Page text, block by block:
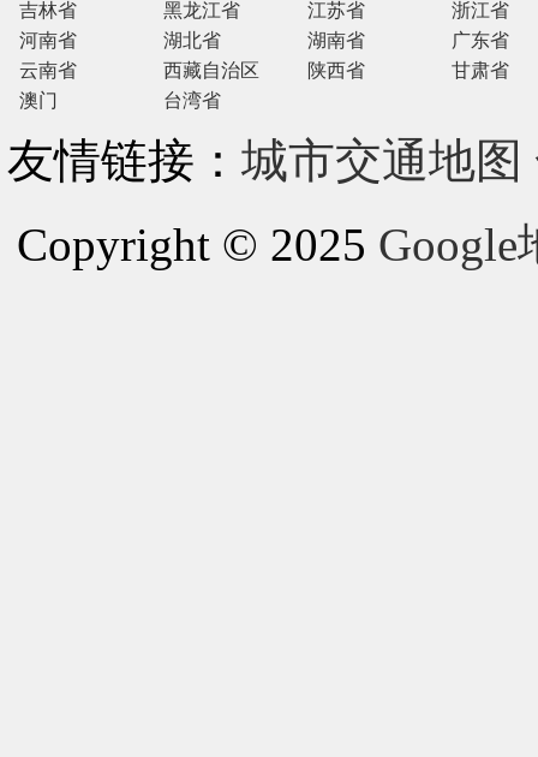
吉林省
黑龙江省 江苏省
浙江省
河南省
湖北省 湖南省
广东省
云南省
西藏自治区 陕西省
甘肃省
澳门
台湾省
友情链接： 城市交通地图
Copyright © 2025 Google